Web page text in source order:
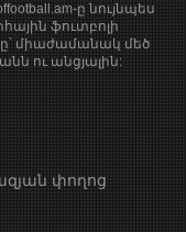
ը նույնպես
ֆուտբոլի
միաժամանակ մեծ
ու անցյալին:
փողոց